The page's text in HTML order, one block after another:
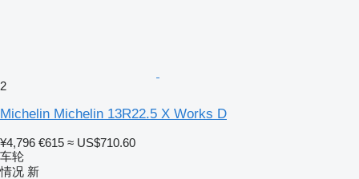
2
Michelin Michelin 13R22.5 X Works D
¥4,796 €615 ≈ US$710.60
车轮
情况 新